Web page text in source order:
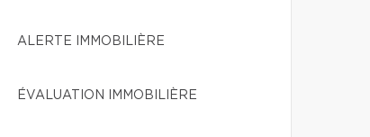
ALERTE IMMOBILIÈRE
ÉVALUATION IMMOBILIÈRE